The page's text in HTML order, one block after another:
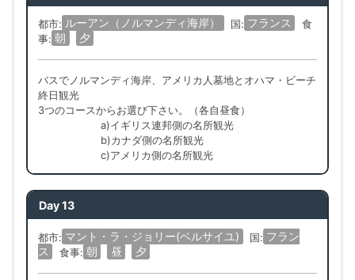
都市: ルーアン（ノルマンディ海岸） 国: フランス
食
事: 朝 夕
バスでノルマンディ海岸、アメリカ人墓地とオハマ・ビーチ
終日観光
3つのコースからお選び下さい。（各自昼食）
a)イギリス連邦側の名所観光
b)カナダ側の名所観光
c)アメリカ側の名所観光
Day 13
都市: マント・ラ・ジョリー(ベルサイユ) 国: フラン
ス
食事: 朝 昼 夕